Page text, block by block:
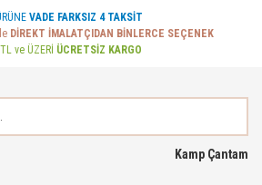
VADE FARKSIZ 4 TAKSİT
DİREKT İMALATÇIDAN BİNLERCE SEÇENEK
ve ÜZERİ ÜCRETSİZ KARGO
Kamp Çantam